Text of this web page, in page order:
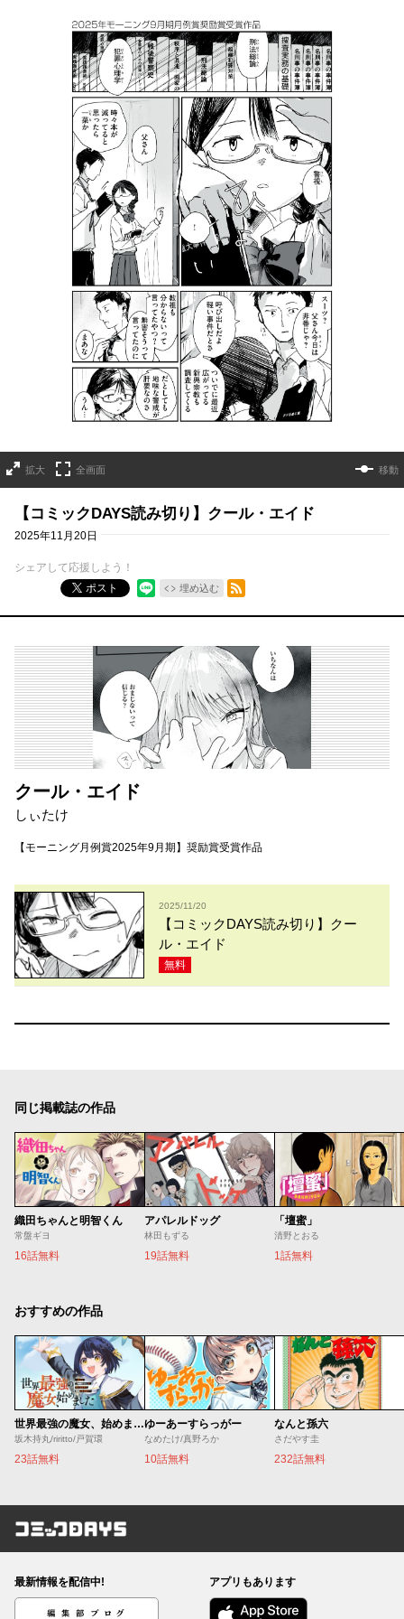
拡大 全画面 移動
【コミックDAYS読み切り】クール・エイド
2025年11月20日
シェアして応援しよう！
ポスト
埋め込む
RSSフィード
クール・エイド
しぃたけ
【モーニング月例賞2025年9月期】奨励賞受賞作品
2025/11/20
【コミックDAYS読み切り】クー
ル・エイド
無料
同じ掲載誌の作品
織田ちゃんと明智くん
常盤ギヨ
16話無料
アパレルドッグ
林田もずる
19話無料
「壇蜜」
清野とおる
1話無料
おすすめの作品
世界最強の魔女、始めました ～私だけ『攻略サイト』を見れる世界で自由に生きます～
坂木持丸/riritto/戸賀環
23話無料
ゆーあーすらっがー
なめたけ/真野ろか
10話無料
なんと孫六
さだやす圭
232話無料
コミックDAYS
最新情報を配信中!
編集部ブログ
アプリもあります